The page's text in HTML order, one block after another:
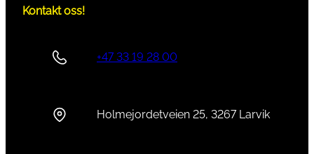
Kontakt oss!
+47 33 19 28 00
Holmejordetveien 25, 3267 Larvik